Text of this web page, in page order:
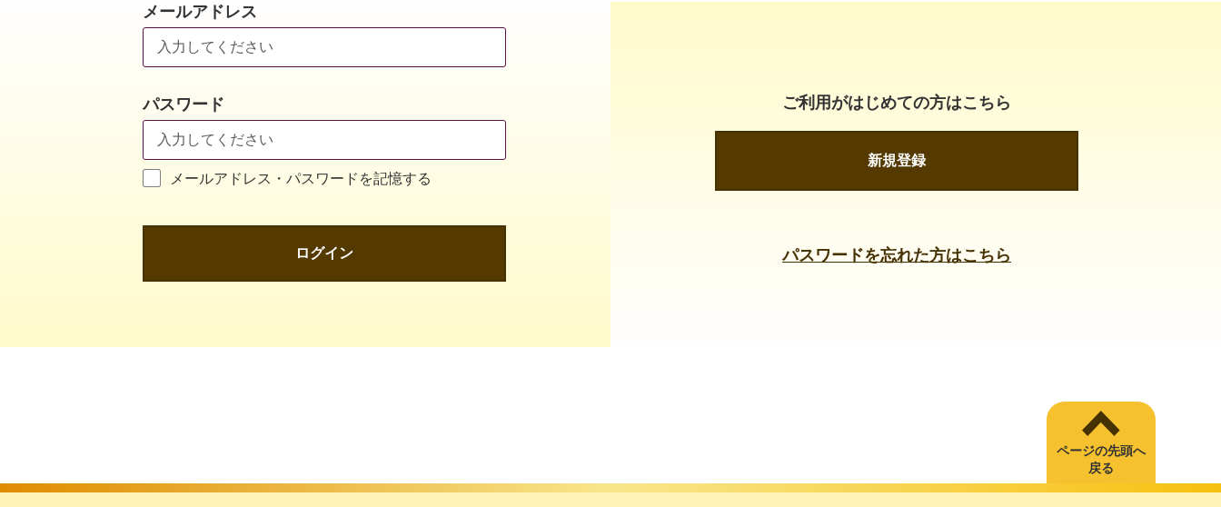
メールアドレス
パスワード
メールアドレス・パスワードを記憶する
ログイン
ご利用がはじめての方はこちら
新規登録
パスワードを忘れた方はこちら
ページの先頭へ
戻る